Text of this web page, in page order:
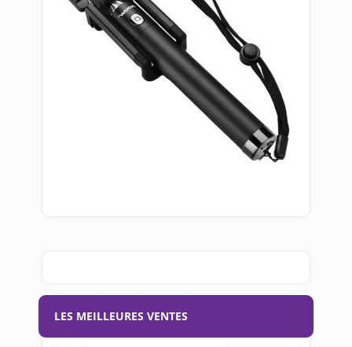
LES MEILLEURES VENTES